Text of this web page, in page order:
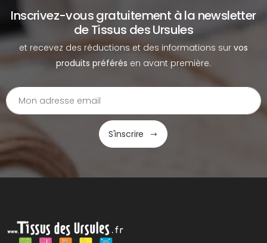
Inscrivez-vous gratuitement à la newsletter
de Tissus des Ursules
et recevez des réductions et des informations sur vos
produits préférés en avant première.
S'inscrire